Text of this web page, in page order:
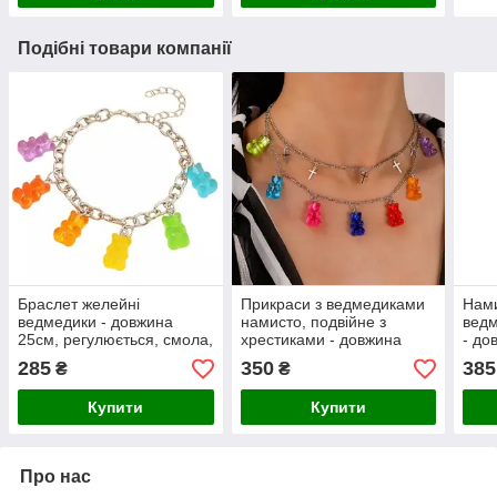
Подібні товари компанії
Браслет желейні
ведмедики - довжина
25см, регулюється, смола,
цинковий сплав
285 ₴
Купити
Прикраси з ведмедиками
намисто, подвійне з
хрестиками - довжина
43см, смола, цинковий
сплав
350₴
Купити
-
385
Про нас